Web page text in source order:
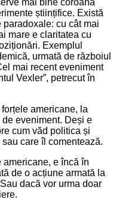
științifice. Există
cu cât mai
mare e claritatea cu
Exemplul
urmată de războiul
mai recent eveniment
Vexler”, petrecut în
americane, la
eveniment. Deși e
cum văd politica și
care îl comentează.
americane, e încă în
de o acțiune armată la
dacă vor urma doar